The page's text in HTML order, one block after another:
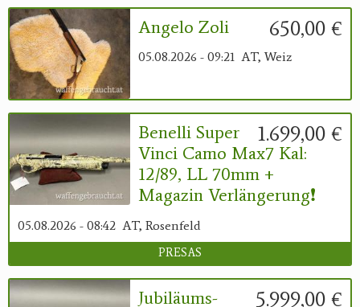
650,00 €
Angelo Zoli
05.08.2026 - 09:21 AT, Weiz
1.699,00 €
Benelli Super
Vinci Camo Max7 Kal:
12/89, LL 70mm +
Magazin Verlängerung❗️
05.08.2026 - 08:42 AT, Rosenfeld
PRESAS
5.999,00 €
Jubiläums-